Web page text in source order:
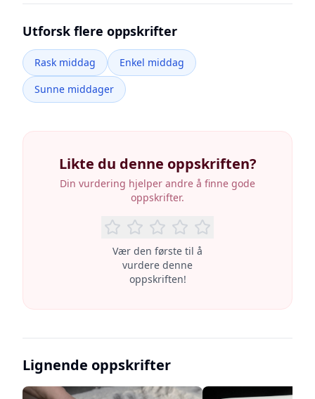
Utforsk flere oppskrifter
Rask middag
Enkel middag
Sunne middager
Likte du denne oppskriften?
Din vurdering hjelper andre å finne gode
oppskrifter.
Vær den første til å
vurdere denne
oppskriften!
Lignende oppskrifter